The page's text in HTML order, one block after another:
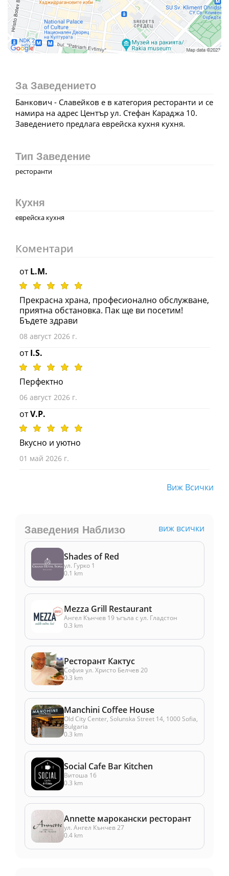
За Заведението
Банкович - Славейков е в категория ресторанти и се
намира на адрес Център ул. Стефан Караджа 10.
Заведението предлага еврейска кухня кухня.
Тип Заведение
ресторанти
Кухня
еврейска кухня
Коментари
отL.M.
Прекрасна храна, професионално обслужване,
приятна обстановка. Пак ще ви посетим!
Бъдете здрави
08 август 2026 г.
отI.S.
Перфектно
06 август 2026 г.
отV.P.
Вкусно и уютно
01 май 2026 г.
Виж Всички
Заведения Наблизо виж всички
Shades of Red
ул. Гурко 1
0.1 km
Mezza Grill Restaurant
Ангел Кънчев 19 ъгъла с ул. Гладстон
0.3 km
Ресторант Кактус
София ул. Христо Белчев 20
0.3 km
Manchini Coffee House
Old City Center, Solunska Street 14, 1000 Sofia,
Bulgaria
0.3 km
Social Cafe Bar Kitchen
Витоша 16
0.3 km
Annette марокански ресторант
ул. Ангел Кънчев 27
0.4 km